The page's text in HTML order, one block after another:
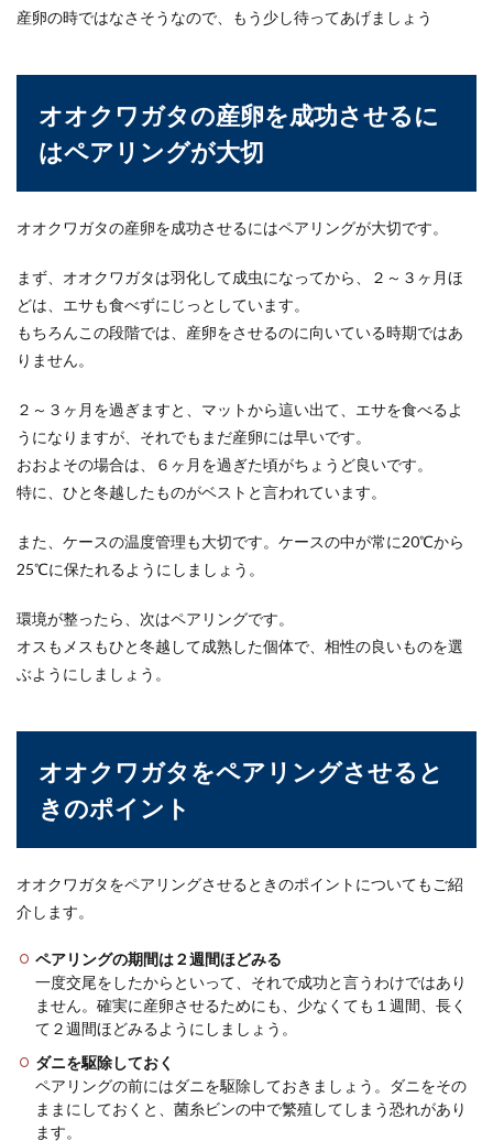
産卵の時ではなさそうなので、もう少し待ってあげましょう
オオクワガタの産卵を成功させるに
はペアリングが大切
オオクワガタの産卵を成功させるにはペアリングが大切です。
まず、オオクワガタは羽化して成虫になってから、２～３ヶ月ほ
どは、エサも食べずにじっとしています。
もちろんこの段階では、産卵をさせるのに向いている時期ではあ
りません。
２～３ヶ月を過ぎますと、マットから這い出て、エサを食べるよ
うになりますが、それでもまだ産卵には早いです。
おおよその場合は、６ヶ月を過ぎた頃がちょうど良いです。
特に、ひと冬越したものがベストと言われています。
また、ケースの温度管理も大切です。ケースの中が常に20℃から
25℃に保たれるようにしましょう。
環境が整ったら、次はペアリングです。
オスもメスもひと冬越して成熟した個体で、相性の良いものを選
ぶようにしましょう。
オオクワガタをペアリングさせると
きのポイント
オオクワガタをペアリングさせるときのポイントについてもご紹
介します。
ペアリングの期間は２週間ほどみる
一度交尾をしたからといって、それで成功と言うわけではあり
ません。確実に産卵させるためにも、少なくても１週間、長く
て２週間ほどみるようにしましょう。
ダニを駆除しておく
ペアリングの前にはダニを駆除しておきましょう。ダニをその
ままにしておくと、菌糸ビンの中で繁殖してしまう恐れがあり
ます。